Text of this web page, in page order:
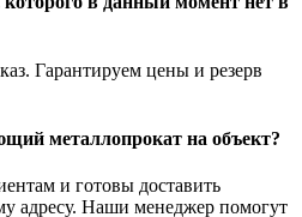
Гарантируем цены и резерв
металлопрокат на объект?
и готовы доставить
адресу. Наши менеджер помогут